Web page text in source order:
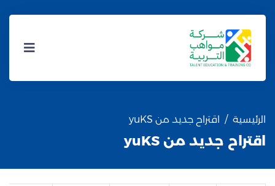
الرئيسية اقتراح جديد من yuKS
اقتراح جديد من yuKS